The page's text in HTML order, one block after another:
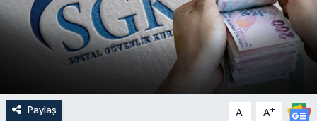
Paylaş A- A+
Resmi İlan
Sağlık & Yaşam
Spor